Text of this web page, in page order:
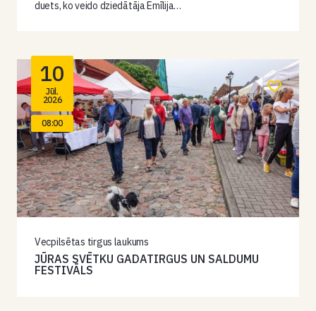
duets, ko veido dziedātāja Emīlija…
10
Jūl.
2026
08:00
Vecpilsētas tirgus laukums
JŪRAS SVĒTKU GADATIRGUS UN SALDUMU
FESTIVĀLS